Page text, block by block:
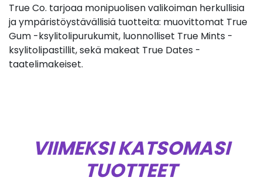
True Co. tarjoaa monipuolisen valikoiman herkullisia
ja ympäristöystävällisiä tuotteita: muovittomat True
Gum -ksylitolipurukumit, luonnolliset True Mints -
ksylitolipastillit, sekä makeat True Dates -
taatelimakeiset.
VIIMEKSI KATSOMASI
TUOTTEET